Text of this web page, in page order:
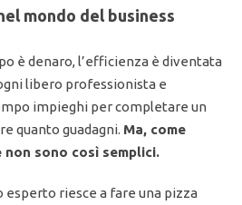
mondo del business
è denaro, l’efficienza è diventata
libero professionista e
impieghi per completare un
quanto guadagni. Ma, come
non sono così semplici.
esperto riesce a fare una pizza